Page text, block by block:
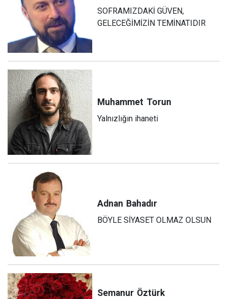
SOFRAMIZDAKİ GÜVEN,
GELECEĞİMİZİN TEMİNATIDIR
Muhammet Torun
Yalnızlığın ihaneti
Adnan Bahadır
BÖYLE SİYASET OLMAZ OLSUN
Semanur Öztürk